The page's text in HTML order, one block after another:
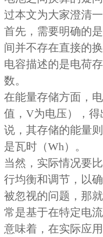
过本文为大家澄清
首先，需要明确的
间并不存在直接的
电容描述的是电荷
数。
在能量存储方面，
值，V为电压），
说，其存储的能量
是瓦时（Wh）。
当然，实际情况要
行均衡和调节，以
被忽视的问题，那
常是基于在特定电
意味着，在实际应